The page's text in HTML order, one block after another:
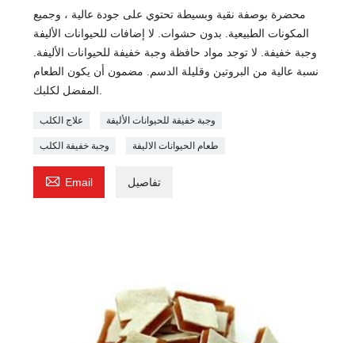
محضرة بوصفة نقية وبسيطة تحتوي على جودة عالية ، وجميع
المكونات الطبيعية. بدون حشوات. لا إضافات للحيوانات الأليفة
وجبة خفيفة. لا توجد مواد حافظة وجبة خفيفة للحيوانات الأليفة.
نسبة عالية من البروتين وقليلة الدسم. مضمون أن يكون الطعام
علاج الكلب وجبة خفيفة للحيوانات الأليفة
وجبة خفيفة الكلب طعام الحيوانات الاليفة
 Email تفاصيل